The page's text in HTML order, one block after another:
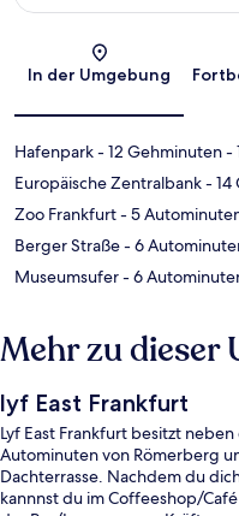
In der Umgebung
Hafenpark- 12 Gehminuten-
Europäische Zentralbank- 14
Zoo Frankfurt- 5
Berger Straße- 6
Museumsufer- 6
Mehr zu
lyf East Frankfurt
Lyf East Frankfurt besitzt
Autominuten von Römerberg
Dachterrasse. Nachdem du
kannnst du im Coffeeshop/